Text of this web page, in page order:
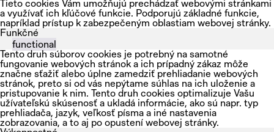
Tieto cookies Vám umožňujú prechádzať webovými stránkami
a využívať ich kľúčové funkcie. Podporujú základné funkcie,
napríklad prístup k zabezpečeným oblastiam webovej stránky.
Funkčné
functional
Tento druh súborov cookies je potrebný na samotné
fungovanie webových stránok a ich prípadný zákaz môže
značne sťažiť alebo úplne zamedziť prehliadanie webových
stránok, preto si od vás nepýtame súhlas na ich uloženie a
pristupovanie k nim. Tento druh cookies optimalizuje Vašu
užívateľskú skúsenosť a ukladá informácie, ako sú napr. typ
prehliadača, jazyk, veľkosť písma a iné nastavenia
zobrazovania, a to aj po opustení webovej stránky.